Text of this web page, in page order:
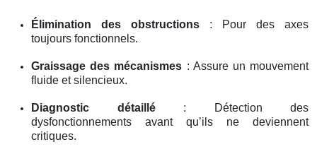
Élimination des obstructions : Pour des axes
toujours fonctionnels.
Graissage des mécanismes : Assure un mouvement
fluide et silencieux.
Diagnostic détaillé: Détection des
dysfonctionnements avant qu’ils ne deviennent
critiques.